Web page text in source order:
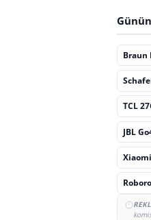
Braun
TCL
JBL